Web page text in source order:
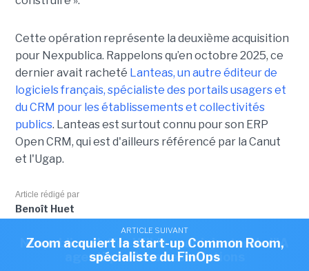
ARTICLE SUIVANT
Nexpublica s'offre Wikit pour injecter de l'IA
agentique dans ses solutions
Cette opération représente la deuxième acquisition
pour Nexpublica. Rappelons qu’en octobre 2025, ce
dernier avait racheté Lanteas, un autre éditeur de
logiciels français, spécialiste des portails usagers et
du CRM pour les établissements et collectivités
publics. Lanteas est surtout connu pour son ERP
Open CRM, qui est d'ailleurs référencé par la Canut
et l'Ugap.
Article rédigé par
Benoît Huet
Cet article vous a plu? Partagez le !
ARTICLE SUIVANT
Zoom acquiert la start-up Common Room,
spécialiste du FinOps